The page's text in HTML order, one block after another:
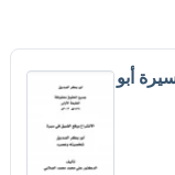
أبو